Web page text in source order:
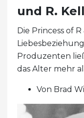
und R.
Die Princess of
Produzenten
das Alter mehr
Von Brad